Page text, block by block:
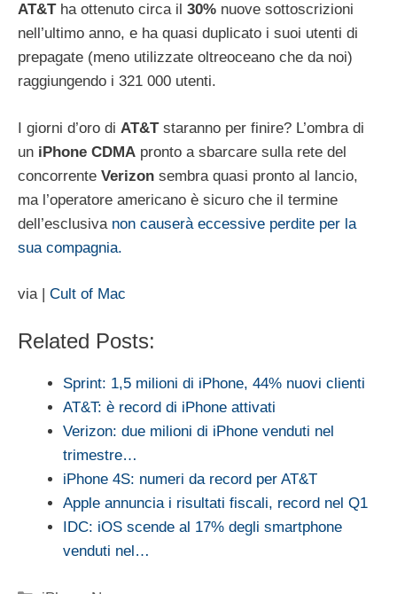
AT&Tha ottenuto circa il 30% nuove sottoscrizioni
nell’ultimo anno, e ha quasi duplicato i suoi utenti di
prepagate (meno utilizzate oltreoceano che da noi)
raggiungendo i 321 000 utenti.
I giorni d’oro di AT&Tstaranno per finire? L’ombra di
un iPhone CDMA pronto a sbarcare sulla rete del
concorrente Verizon sembra quasi pronto al lancio,
ma l’operatore americano è sicuro che il termine
dell’esclusiva non causerà eccessive perdite per la
sua compagnia.
via | Cult of Mac
Related Posts:
Sprint: 1,5 milioni di iPhone, 44% nuovi clienti
AT&T: è record di iPhone attivati
Verizon: due milioni di iPhone venduti nel
trimestre…
iPhone 4S: numeri da record per AT&T
Apple annuncia i risultati fiscali, record nel Q1
IDC: iOS scende al 17% degli smartphone
venduti nel…